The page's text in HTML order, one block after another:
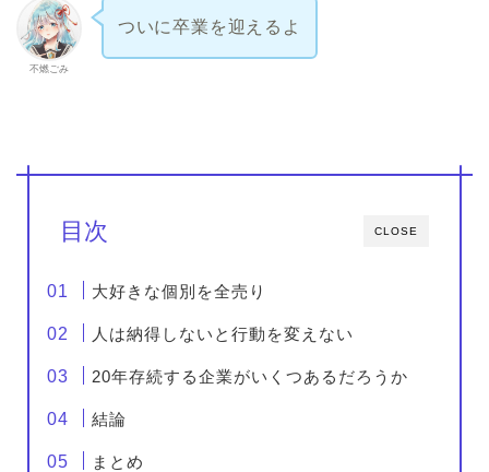
不燃ごみ
ついに卒業を迎えるよ
CLOSE
目次
大好きな個別を全売り
人は納得しないと行動を変えない
20年存続する企業がいくつあるだろうか
結論
まとめ